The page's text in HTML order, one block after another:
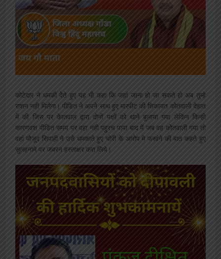
कोटेदार ने धमकी देेते हुए यह भी कहा कि जहां जाना हो जा सकते हो अब तुम्हे
राशन नही मिलेगा। पीडित ने अपने साथ हुए मारपीट की शिकायत कोतवाली देहात
में की जिस पर केातवाल द्वारा दोनों पक्षों को थाने बुलाया गया लेकिन किन्ही
कारणवश पीडित समय पर वहा नही पहु्रच पाया बाद में जब वह कोेतवाली गया तो
वहां मौजूद सिपाही ने उसे धमकाते हुए चोरी के आरोप मे फसांने की बात कहते हुए
सुलहनामे पर जबरन हस्ताक्षर करा लिये।